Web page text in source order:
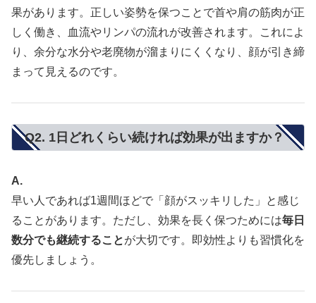
果があります。正しい姿勢を保つことで首や肩の筋肉が正
しく働き、血流やリンパの流れが改善されます。これによ
り、余分な水分や老廃物が溜まりにくくなり、顔が引き締
まって見えるのです。
Q2. 1日どれくらい続ければ効果が出ますか？
A.
早い人であれば1週間ほどで「顔がスッキリした」と感じ
ることがあります。ただし、効果を長く保つためには毎日
数分でも継続することが大切です。即効性よりも習慣化を
優先しましょう。